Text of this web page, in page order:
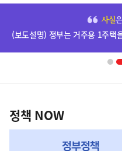
영
책
NOW,
정책 NOW